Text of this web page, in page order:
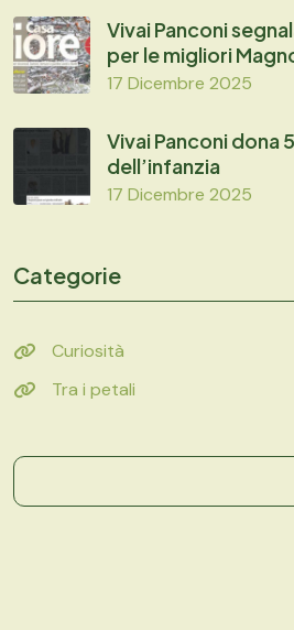
Vivai Panconi
per le migliori
17 Dicembre 2025
Vivai Panconi dona
dell’infanzia
17 Dicembre 2025
Categorie
Curiosità
Tra i petali